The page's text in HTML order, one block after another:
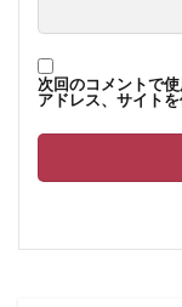
次回のコメントで
アドレス、サイトを